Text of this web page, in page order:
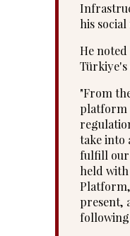
his
He noted
"From
platform
take into
fulfill our
held
present,